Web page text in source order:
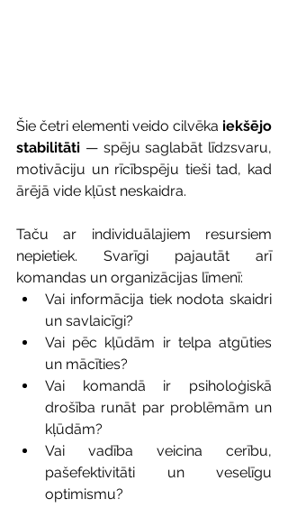
Šie četri elementi veido cilvēka iekšējo
stabilitāti — spēju saglabāt līdzsvaru,
motivāciju un rīcībspēju tieši tad, kad
ārējā vide kļūst neskaidra.
Taču ar individuālajiem resursiem
nepietiek. Svarīgi pajautāt arī
komandas un organizācijas līmenī:
Vai informācija tiek nodota skaidri
un savlaicīgi?
Vai pēc kļūdām ir telpa atgūties
un mācīties?
Vai komandā ir psiholoģiskā
drošība runāt par problēmām un
kļūdām?
Vai vadība veicina cerību,
pašefektivitāti un veselīgu
optimismu?